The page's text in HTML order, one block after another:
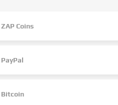
ZAP Coins
PayPal
Bitcoin